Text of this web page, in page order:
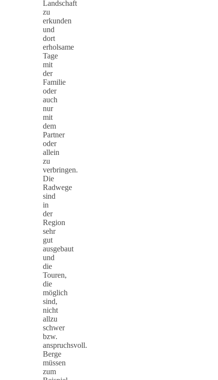
Landschaft
zu
erkunden
und
dort
erholsame
Tage
mit
der
Familie
oder
auch
nur
mit
dem
Partner
oder
allein
zu
verbringen.
Die
Radwege
sind
in
der
Region
sehr
gut
ausgebaut
und
die
Touren,
die
möglich
sind,
nicht
allzu
schwer
bzw.
anspruchsvoll.
Berge
müssen
zum